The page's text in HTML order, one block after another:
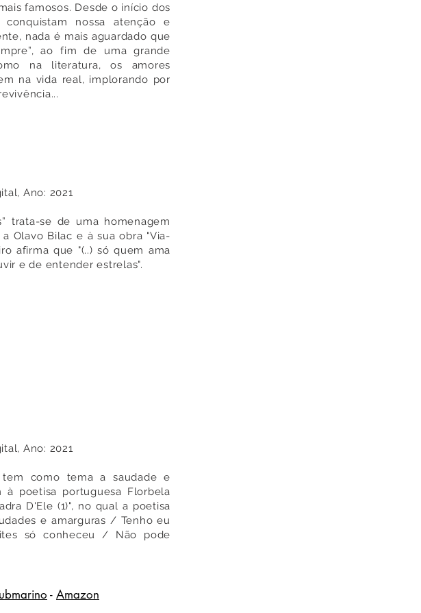
famosos. Desde o início dos
conquistam nossa atenção e
nada é mais aguardado que
ao fim de uma grande
na literatura, os amores
na vida real, implorando por
Ano: 2021
trata-se de uma homenagem
Olavo Bilac e à sua obra "Via-
afirma que "(..) só quem ama
e de entender estrelas".
Ano: 2021
tem como tema a saudade e
poetisa portuguesa Florbela
D'Ele (1)", no qual a poetisa
e amarguras / Tenho eu
só conheceu / Não pode
- Amazon